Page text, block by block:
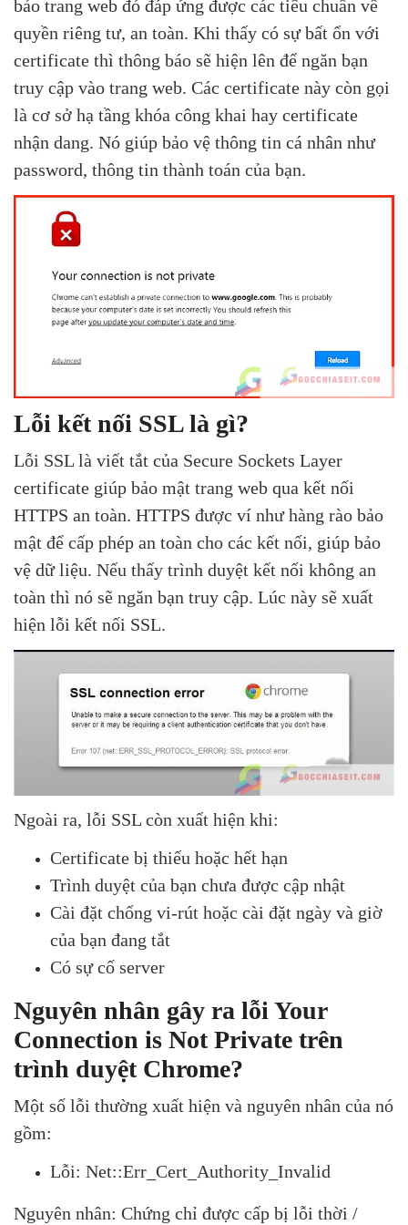
bảo trang web đó đáp ứng được các tiêu chuẩn về
quyền riêng tư, an toàn. Khi thấy có sự bất ổn với
certificate thì thông báo sẽ hiện lên để ngăn bạn
truy cập vào trang web. Các certificate này còn gọi
là cơ sở hạ tầng khóa công khai hay certificate
nhận dang. Nó giúp bảo vệ thông tin cá nhân như
password, thông tin thành toán của bạn.
Lỗi kết nối SSL là gì?
Lỗi SSL là viết tắt của Secure Sockets Layer
certificate giúp bảo mật trang web qua kết nối
HTTPS an toàn. HTTPS được ví như hàng rào bảo
mật để cấp phép an toàn cho các kết nối, giúp bảo
vệ dữ liệu. Nếu thấy trình duyệt kết nối không an
toàn thì nó sẽ ngăn bạn truy cập. Lúc này sẽ xuất
hiện lỗi kết nối SSL.
Ngoài ra, lỗi SSL còn xuất hiện khi:
Certificate bị thiếu hoặc hết hạn
Trình duyệt của bạn chưa được cập nhật
Cài đặt chống vi-rút hoặc cài đặt ngày và giờ
của bạn đang tắt
Có sự cố server
Nguyên nhân gây ra lỗi Your
Connection is Not Private trên
trình duyệt Chrome?
Một số lỗi thường xuất hiện và nguyên nhân của nó
gồm:
Lỗi: Net::Err_Cert_Authority_Invalid
Nguyên nhân: Chứng chỉ được cấp bị lỗi thời /